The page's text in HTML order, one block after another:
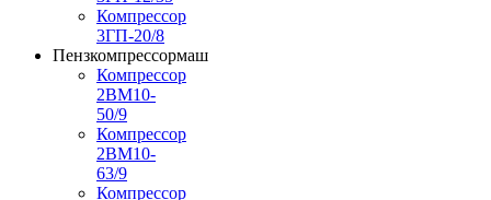
Компрессор
3ГП-20/8
Пензкомпрессормаш
Компрессор
2ВМ10-
50/9
Компрессор
2ВМ10-
63/9
Компрессор